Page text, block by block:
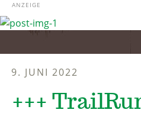
ANZEIGE
9. JUNI 2022
+++